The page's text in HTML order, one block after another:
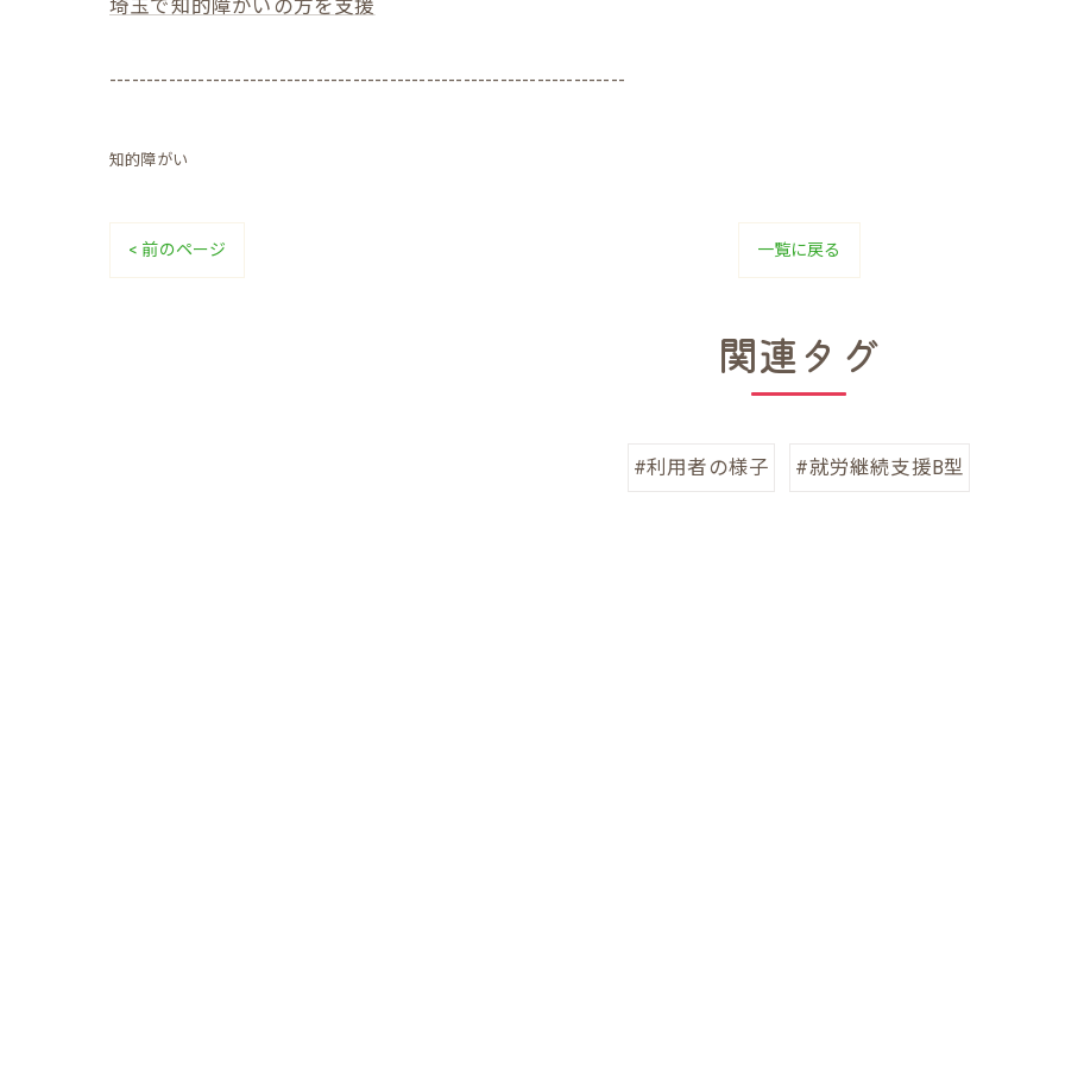
埼玉で知的障がいの方を支援
----------------------------------------------------------------------
知的障がい
< 前のページ 一覧に戻る
関連タグ
#利用者の様子 #就労継続支援B型